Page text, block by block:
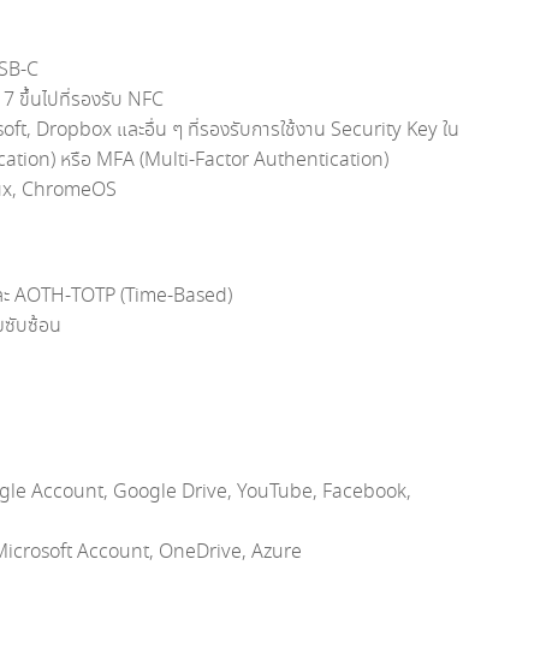
C
ขึ้นไปที่รองรับ NFC
Dropbox และอื่น ๆ ที่รองรับการใช้งาน Security Key ใน
หรือ MFA (Multi-Factor Authentication)
ChromeOS
AOTH-TOTP (Time-Based)
ซับซ้อน
Account, Google Drive, YouTube, Facebook,
Account, OneDrive, Azure